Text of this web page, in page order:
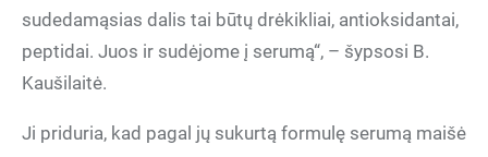
sudedamąsias dalis tai būtų drėkikliai, antioksidantai,
peptidai. Juos ir sudėjome į serumą“, – šypsosi B.
Kaušilaitė.
Ji priduria, kad pagal jų sukurtą formulę serumą maišė